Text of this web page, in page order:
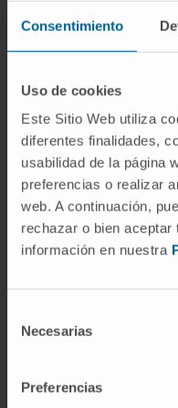
Consentimiento
Uso de cookies
Este Sitio Web utiliza
diferentes finalidades,
usabilidad de la página
preferencias o realizar
web. A continuación,
rechazar o bien
información en nuestra
Necesarias
Preferencias
Perte de poids
Troubles de
Maladies que
Syndrome
Diabète sucré de
Diabète sucré de
Fibromyalgie
Hyperlipidémies